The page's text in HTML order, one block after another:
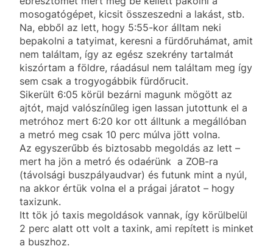
mosogatógépet, kicsit összeszedni a lakást, stb.
Na, ebből az lett, hogy 5:55-kor álltam neki
bepakolni a tatyimat, keresni a fürdőruhámat, amit
nem találtam, így az egész szekrény tartalmát
kiszórtam a földre, ráadásul nem találtam meg így
sem csak a trogyogábbik fürdőrucit.
Sikerült 6:05 körül bezárni magunk mögött az
ajtót, majd valószínűleg igen lassan jutottunk el a
metróhoz mert 6:20 kor ott álltunk a megállóban
a metró meg csak 10 perc múlva jött volna.
Az egyszerűbb és biztosabb megoldás az lett –
mert ha jön a metró és odaérünk a ZOB-ra
(távolsági buszpályaudvar) és futunk mint a nyúl,
na akkor értük volna el a prágai járatot – hogy
taxizunk.
Itt tök jó taxis megoldások vannak, így körülbelül
2 perc alatt ott volt a taxink, ami repített is minket
a buszhoz.